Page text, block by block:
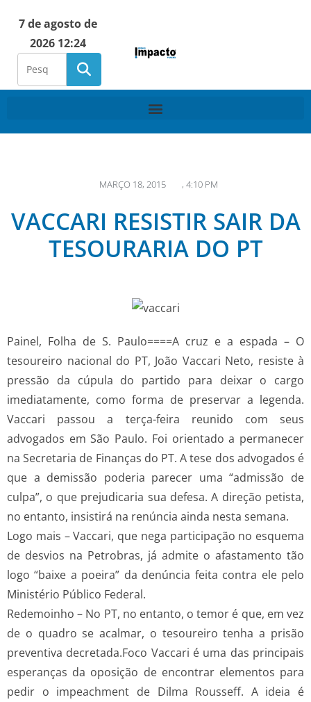
7 de agosto de
2026 12:24
MARÇO 18, 2015 , 4:10 PM
VACCARI RESISTIR SAIR DA
TESOURARIA DO PT
Painel, Folha de S. Paulo====A cruz e a espada – O
tesoureiro nacional do PT, João Vaccari Neto, resiste à
pressão da cúpula do partido para deixar o cargo
imediatamente, como forma de preservar a legenda.
Vaccari passou a terça-feira reunido com seus
advogados em São Paulo. Foi orientado a permanecer
na Secretaria de Finanças do PT. A tese dos advogados é
que a demissão poderia parecer uma “admissão de
culpa”, o que prejudicaria sua defesa. A direção petista,
no entanto, insistirá na renúncia ainda nesta semana.
Logo mais – Vaccari, que nega participação no esquema
de desvios na Petrobras, já admite o afastamento tão
logo “baixe a poeira” da denúncia feita contra ele pelo
Ministério Público Federal.
Redemoinho – No PT, no entanto, o temor é que, em vez
de o quadro se acalmar, o tesoureiro tenha a prisão
preventiva decretada.Foco Vaccari é uma das principais
esperanças da oposição de encontrar elementos para
pedir o impeachment de Dilma Rousseff. A ideia é